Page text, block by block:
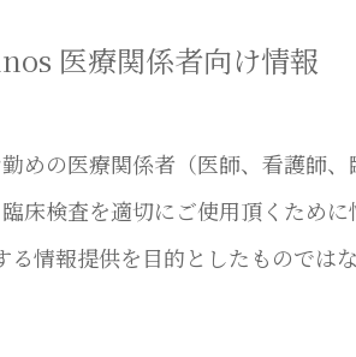
医療関係者向け情報
めの医療関係者（医師、看護師、
床検査を適切にご使用頂くために
情報提供を目的としたものでは